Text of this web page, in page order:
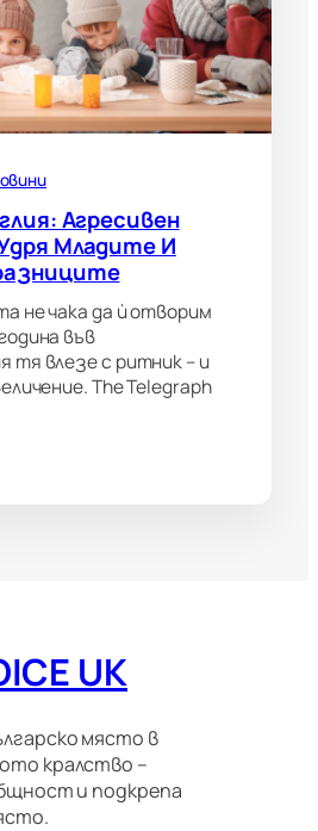
Агресивен
Младите И
не чака да ѝ отворим
във
тя влезе с ритник – и
The Telegraph
UK
място в
кралство –
и подкрепа